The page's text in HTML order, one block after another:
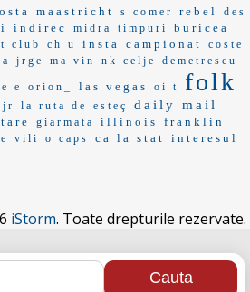
maastricht s comer rebel
des
indirec midra timpuri buricea
club ch u insta campionat
coste
jrge ma vin nk celje demetrescu
e orion_ las vegas oi t folk
la ruta de esteç daily mail
giarmata illinois
franklin
vili o caps ca la stat interesul
iStorm. Toate drepturile rezervate.